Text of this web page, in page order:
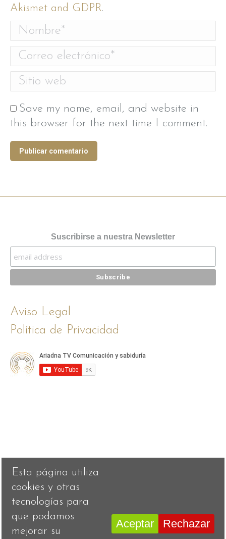
Akismet and GDPR.
Nombre *
Correo electrónico *
Sitio web
Save my name, email, and website in
this browser for the next time I comment.
Publicar comentario
Suscribirse a nuestra Newsletter
Aviso Legal
Política de Privacidad
Esta página utiliza
cookies y otras
tecnologías para
que podamos
mejorar su
Aceptar Rechazar